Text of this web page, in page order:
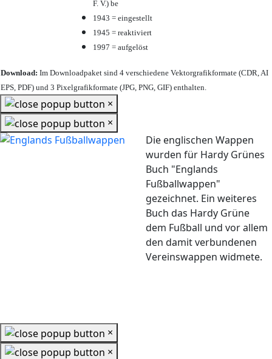
F. V.) be
1943 = eingestellt
1945 = reaktiviert
1997 = aufgelöst
Download: Im Downloadpaket sind 4 verschiedene Vektorgrafikformate (CDR, AI
EPS, PDF) und 3 Pixelgrafikformate (JPG, PNG, GIF) enthalten.
×
×
Die englischen Wappen
wurden für Hardy Grünes
Buch "Englands
Fußballwappen"
gezeichnet. Ein weiteres
Buch das Hardy Grüne
dem Fußball und vor allem
den damit verbundenen
Vereinswappen widmete.
×
×